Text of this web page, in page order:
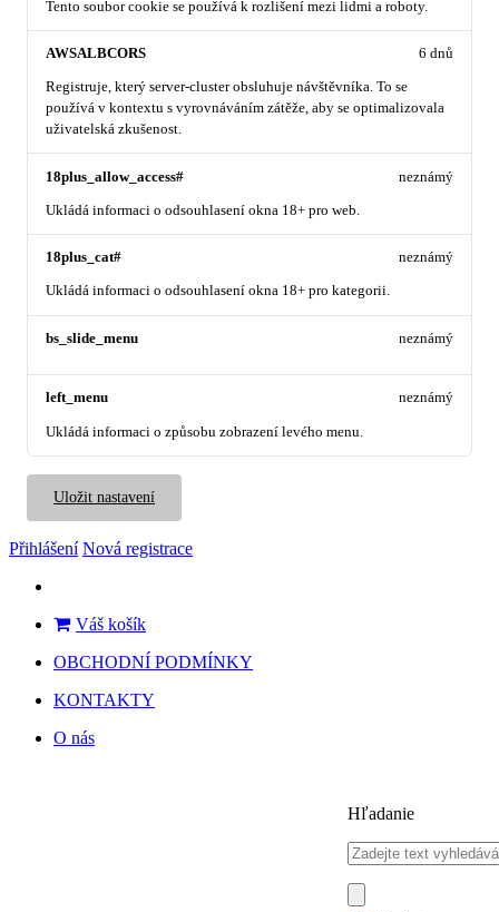
Tento soubor cookie se používá k rozlišení mezi lidmi a roboty.
AWSALBCORS
Registruje, který server-cluster obsluhuje návštěvníka. To se
používá v kontextu s vyrovnáváním zátěže, aby se optimalizovala
uživatelská zkušenost.
6 dnů
18plus_allow_access#
Ukládá informaci o odsouhlasení okna 18+ pro web.
neznámý
18plus_cat#
Ukládá informaci o odsouhlasení okna 18+ pro kategorii.
neznámý
bs_slide_menu neznámý
left_menu
Ukládá informaci o způsobu zobrazení levého menu.
neznámý
Uložit nastavení
Přihlášení Nová registrace
Váš košík
OBCHODNÍ PODMÍNKY
KONTAKTY
O nás
Hľadanie